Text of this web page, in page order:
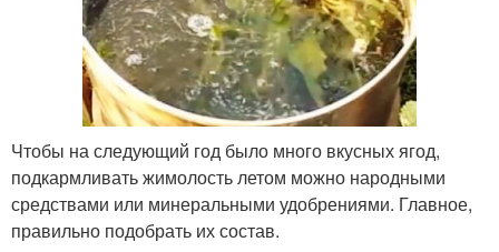
Чтобы на следующий год было много вкусных ягод,
подкармливать жимолость летом можно народными
средствами или минеральными удобрениями. Главное,
правильно подобрать их состав.